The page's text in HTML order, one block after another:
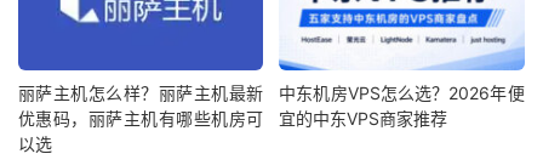
丽萨主机怎么样？丽萨主机最新
优惠码，丽萨主机有哪些机房可
以选
中东机房VPS怎么选？2026年便
宜的中东VPS商家推荐